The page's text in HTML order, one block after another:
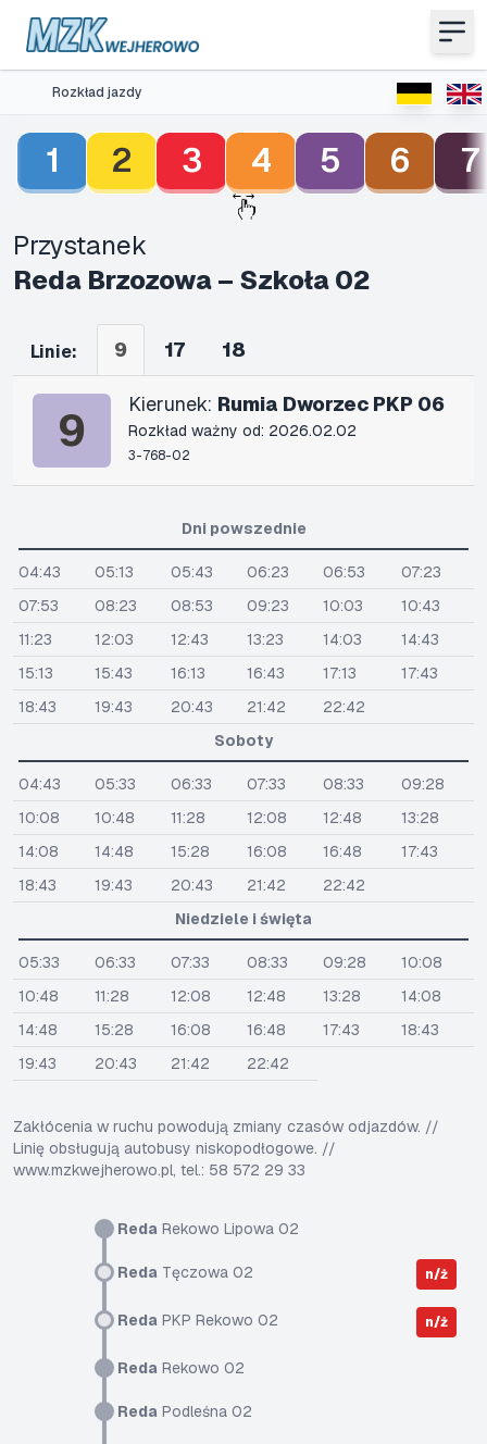
Rozkład jazdy
1 2 3 4 5 6 7
Przystanek
Reda Brzozowa – Szkoła 02
Linie: 9 17 18
9 Kierunek: Rumia Dworzec PKP 06
Rozkład ważny od: 2026.02.02
3-768-02
Reda Rekowo Lipowa 02
Reda Tęczowa 02 n/ż
Reda PKP Rekowo 02 n/ż
Reda Rekowo 02
Reda Podleśna 02
Dni powszednie
04:43 05:13 05:43 06:23 06:53
07:23
07:53
08:23 08:53 09:23 10:03
10:43
11:23
12:03 12:43 13:23 14:03
14:43
15:13
15:43 16:13 16:43 17:13
17:43
18:43
19:43 20:43 21:42
22:42
Soboty
04:43 05:33 06:33 07:33 08:33
09:28
10:08
10:48 11:28 12:08 12:48
13:28
14:08
14:48 15:28 16:08 16:48
17:43
18:43
19:43 20:43 21:42
22:42
Niedziele i święta
05:33 06:33 07:33 08:33 09:28
10:08
10:48
11:28 12:08 12:48 13:28
14:08
14:48
15:28 16:08 16:48 17:43
18:43
19:43
20:43 21:42 22:42
Zakłócenia w ruchu powodują zmiany czasów odjazdów. //
Linię obsługują autobusy niskopodłogowe. //
www.mzkwejherowo.pl, tel.: 58 572 29 33